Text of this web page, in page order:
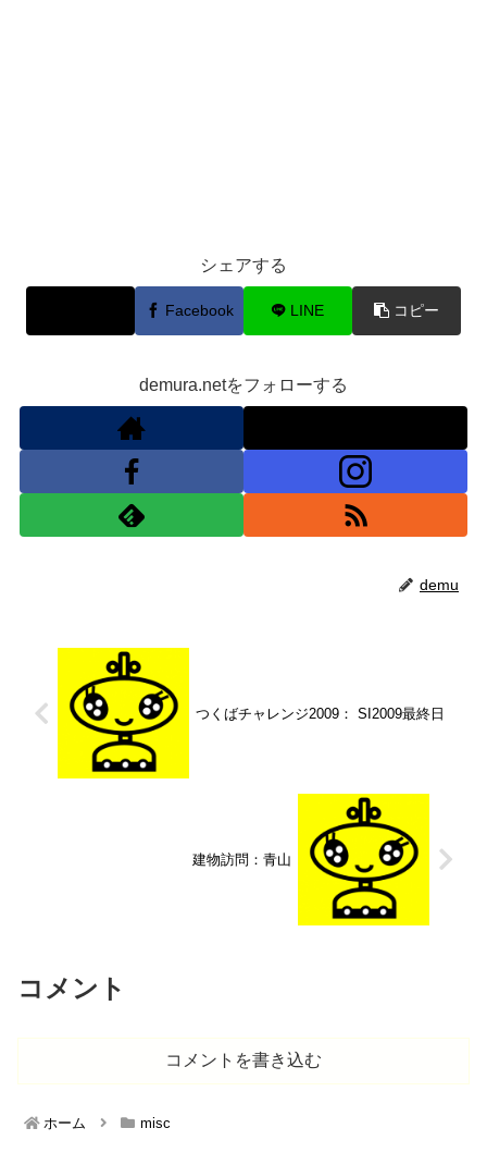
シェアする
Facebook LINE コピー
demura.netをフォローする
demu
つくばチャレンジ2009： SI2009最終日
建物訪問：青山
コメント
コメントを書き込む
ホーム misc